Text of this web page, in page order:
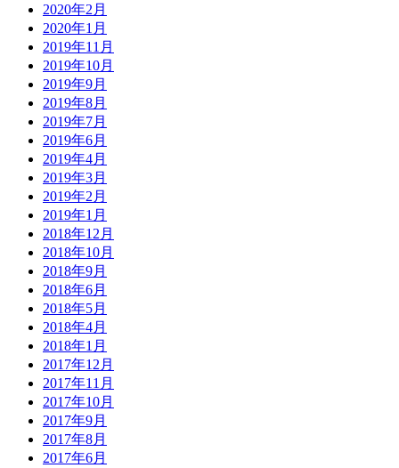
2020年2月
2020年1月
2019年11月
2019年10月
2019年9月
2019年8月
2019年7月
2019年6月
2019年4月
2019年3月
2019年2月
2019年1月
2018年12月
2018年10月
2018年9月
2018年6月
2018年5月
2018年4月
2018年1月
2017年12月
2017年11月
2017年10月
2017年9月
2017年8月
2017年6月